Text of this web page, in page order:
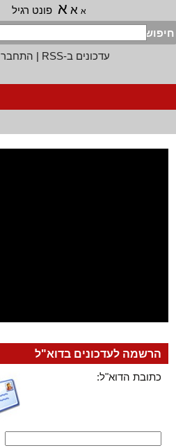
א א א פונט רגיל
חיפוש
עדכונים ב-RSS
| התחבר
הרשמה לעדכונים בדוא"ל
כתובת הדוא"ל: